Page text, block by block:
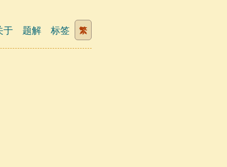
于 题解 标签 繁